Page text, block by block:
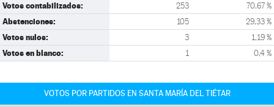
Votos contabilizados: 253 70,67 %
Abstenciones: 105 29,33 %
Votos nulos: 3 1,19 %
Votos en blanco: 1 0,4 %
VOTOS POR PARTIDOS EN SANTA MARÍA DEL TIÉTAR